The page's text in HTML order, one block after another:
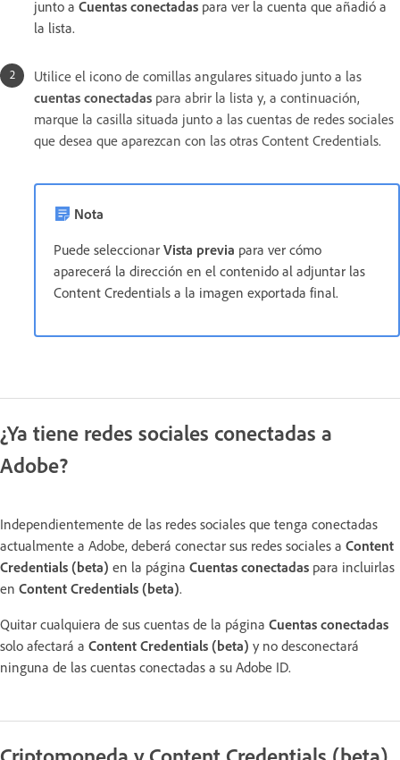
junto a Cuentas conectadas para ver la cuenta que añadió a
la lista.
Utilice el icono de comillas angulares situado junto a las
cuentas conectadas para abrir la lista y, a continuación,
marque la casilla situada junto a las cuentas de redes sociales
que desea que aparezcan con las otras Content Credentials.
Nota
Puede seleccionar Vista previa para ver cómo
aparecerá la dirección en el contenido al adjuntar las
Content Credentials a la imagen exportada final.
¿Ya tiene redes sociales conectadas a
Adobe?
Independientemente de las redes sociales que tenga conectadas
actualmente a Adobe, deberá conectar sus redes sociales a Content
Credentials (beta) en la página Cuentas conectadas para incluirlas
en Content Credentials (beta).
Quitar cualquiera de sus cuentas de la página Cuentas conectadas
solo afectará a Content Credentials (beta) y no desconectará
ninguna de las cuentas conectadas a su Adobe ID.